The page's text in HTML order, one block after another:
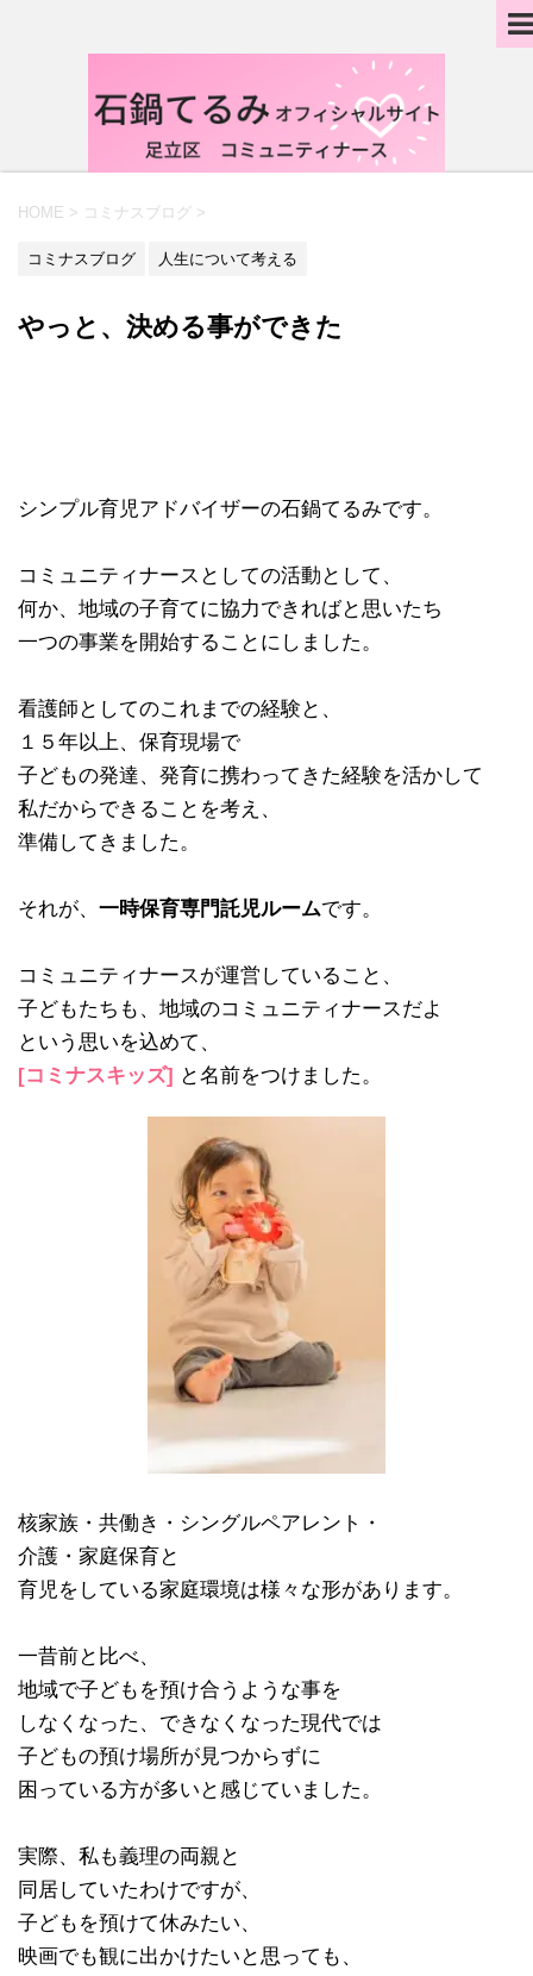
HOME > コミナスブログ >
コミナスブログ 人生について考える
やっと、決める事ができた
シンプル育児アドバイザーの石鍋てるみです。
コミュニティナースとしての活動として、
何か、地域の子育てに協力できればと思いたち
一つの事業を開始することにしました。
看護師としてのこれまでの経験と、
１５年以上、保育現場で
子どもの発達、発育に携わってきた経験を活かして
私だからできることを考え、
準備してきました。
それが、 一時保育専門託児ルームです。
コミュニティナースが運営していること、
子どもたちも、地域のコミュニティナースだよ
という思いを込めて、
[コミナスキッズ] と名前をつけました。
核家族・共働き・シングルペアレント・
介護・家庭保育と
育児をしている家庭環境は様々な形があります。
一昔前と比べ、
地域で子どもを預け合うような事を
しなくなった、できなくなった現代では
子どもの預け場所が見つからずに
困っている方が多いと感じていました。
実際、私も義理の両親と
同居していたわけですが、
子どもを預けて休みたい、
映画でも観に出かけたいと思っても、